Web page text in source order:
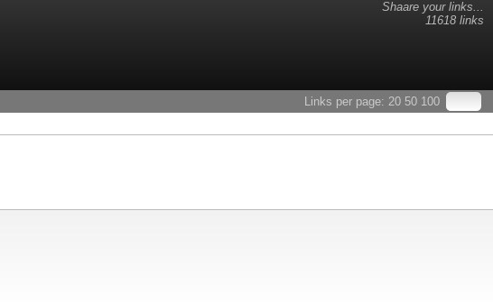
Shaare your links...
11618 links
Links per page: 20 50 100